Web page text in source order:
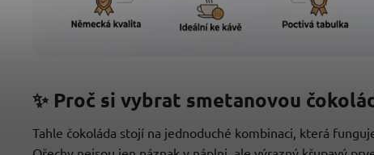
✨ Proč si vybrat smetanovou
Tahle čokoláda stojí na jednoduché kombinaci, která